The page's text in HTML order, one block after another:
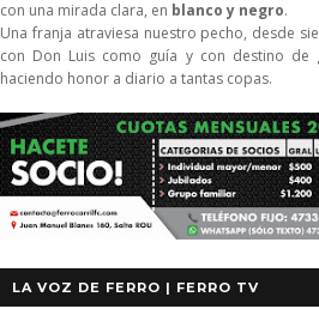
con una mirada clara, en blanco y negro.
Una franja atraviesa nuestro pecho, desde
con Don Luis como guía y con destino de
haciendo honor a diario a tantas copas.
LA VOZ DE FERRO | FERRO TV